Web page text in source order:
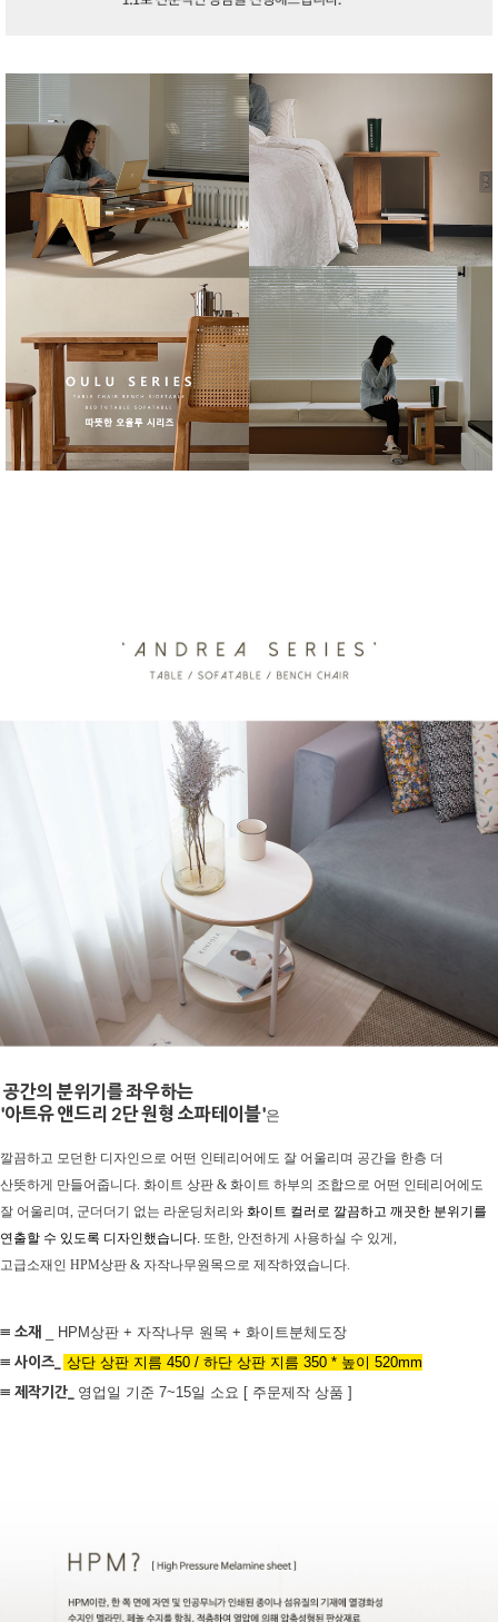
공간의 분위기를 좌우하는
'아트유 앤드리 2단 원형 소파테이블'은
깔끔하고 모던한 디자인으로 어떤 인테리어에도 잘 어울리며 공간을 한층 더
산뜻하게 만들어줍니다. 화이트 상판 & 화이트 하부의 조합으로 어떤 인테리어에도
잘 어울리며, 군더더기 없는 라운딩처리와 화이트 컬러로 깔끔하고 깨끗한 분위기를
연출할 수 있도록 디자인했습니다. 또한, 안전하게 사용하실 수 있게,
고급소재인 HPM상판 & 자작나무원목으로 제작하였습니다.
≡ 소재 _ HPM상판 + 자작나무 원목 + 화이트분체도장
≡ 사이즈 상단 상판 지름 450 / 하단 상판 지름 350 * 높이 520mm
≡ 제작기간_ 영업일 기준 7~15일 소요 [ 주문제작 상품 ]